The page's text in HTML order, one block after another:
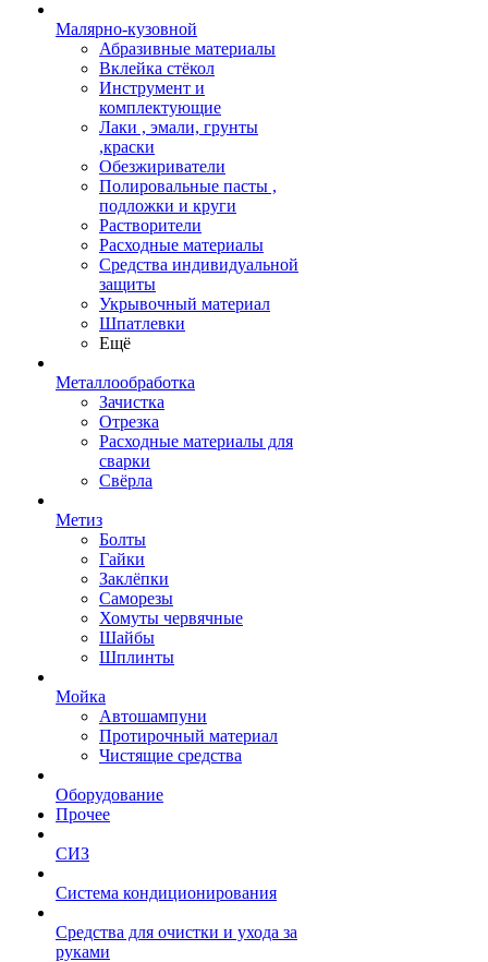
Малярно-кузовной
Абразивные материалы
Вклейка стёкол
Инструмент и
комплектующие
Лаки , эмали, грунты
,краски
Обезжириватели
Полировальные пасты ,
подложки и круги
Растворители
Расходные материалы
Средства индивидуальной
защиты
Укрывочный материал
Шпатлевки
Ещё
Металлообработка
Зачистка
Отрезка
Расходные материалы для
сварки
Свёрла
Метиз
Болты
Гайки
Заклёпки
Саморезы
Хомуты червячные
Шайбы
Шплинты
Мойка
Автошампуни
Протирочный материал
Чистящие средства
Оборудование
Прочее
СИЗ
Система кондиционирования
Средства для очистки и ухода за
руками